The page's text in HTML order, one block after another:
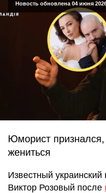
Новость обновлена 04 июня
Юморист признался,
жениться
Известный
Виктор Розовый после